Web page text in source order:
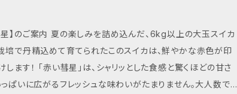
6kg以上の大玉スイカ
培で丹精込めて育てられたこのスイカは、鮮やかな赤色が印
と驚くほどの甘さ
ぱいに広がるフレッシュな味わいがたまりません。大人数での